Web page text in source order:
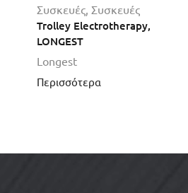
Συσκευές Συσκευές
Trolley Electrotherapy,
LONGEST
Longest
Περισσότερα